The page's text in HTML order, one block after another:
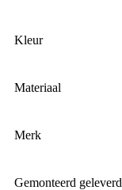
Kleur
Materiaal
Merk
Gemonteerd geleverd